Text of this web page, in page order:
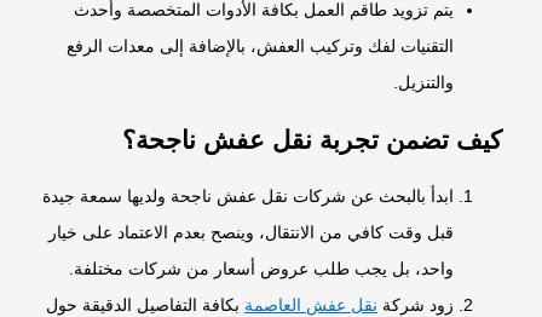
يتم تزويد طاقم العمل بكافة الأدوات المتخصصة وأحدث
التقنيات لفك وتركيب العفش، بالإضافة إلى معدات الرفع
والتنزيل.
كيف تضمن تجربة نقل عفش ناجحة؟
ابدأ بالبحث عن شركات نقل عفش ناجحة ولديها سمعة جيدة
قبل وقت كافي من الانتقال، وينصح بعدم الاعتماد على خيار
واحد، بل يجب طلب عروض أسعار من شركات مختلفة.
زود شركة نقل عفش العاصمة بكافة التفاصيل الدقيقة حول